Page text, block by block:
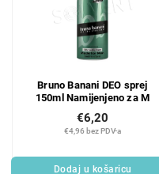
Bruno Banani DEO sprej
150ml Namijenjeno za M
€4,96 bez PDV-a
€6,20
Dodaj u košaricu